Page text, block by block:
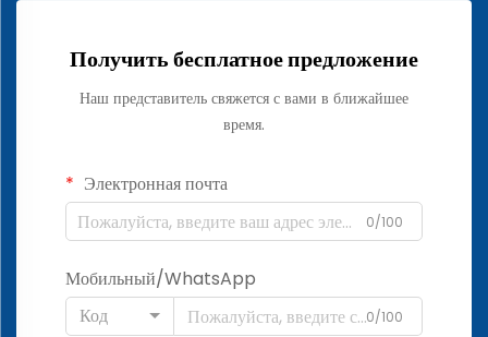
Получить бесплатное предложение
Наш представитель свяжется с вами в ближайшее
время.
Электронная почта
0/100
Мобильный/WhatsApp
Код
0/100